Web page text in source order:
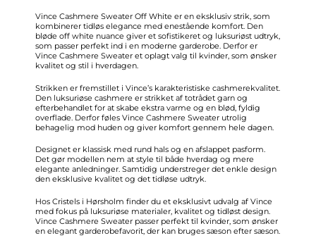
Vince Cashmere Sweater Off White er en eksklusiv strik, som
kombinerer tidløs elegance med enestående komfort. Den
bløde off white nuance giver et sofistikeret og luksuriøst udtryk,
som passer perfekt ind i en moderne garderobe. Derfor er
Vince Cashmere Sweater et oplagt valg til kvinder, som ønsker
kvalitet og stil i hverdagen.
Strikken er fremstillet i Vince’s karakteristiske cashmerekvalitet.
Den luksuriøse cashmere er strikket af totrådet garn og
efterbehandlet for at skabe ekstra varme og en blød, fyldig
overflade. Derfor føles Vince Cashmere Sweater utrolig
behagelig mod huden og giver komfort gennem hele dagen.
Designet er klassisk med rund hals og en afslappet pasform.
Det gør modellen nem at style til både hverdag og mere
elegante anledninger. Samtidig understreger det enkle design
den eksklusive kvalitet og det tidløse udtryk.
Hos Cristels i Hørsholm finder du et eksklusivt udvalg af Vince
med fokus på luksuriøse materialer, kvalitet og tidløst design.
Vince Cashmere Sweater passer perfekt til kvinder, som ønsker
en elegant garderobefavorit, der kan bruges sæson efter sæson.